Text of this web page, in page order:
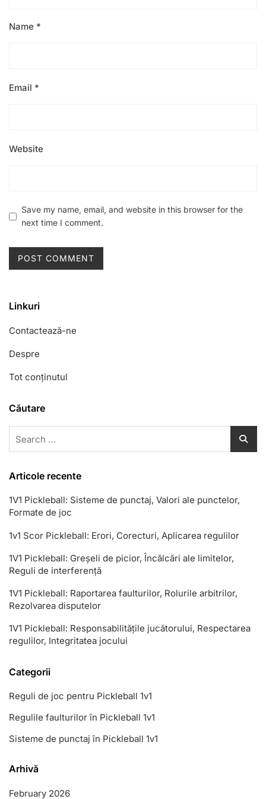
Name *
Email *
Website
Save my name, email, and website in this browser for the
next time I comment.
Linkuri
Contactează-ne
Despre
Tot conținutul
Căutare
for:
Articole recente
1V1 Pickleball: Sisteme de punctaj, Valori ale punctelor,
Formate de joc
1v1 Scor Pickleball: Erori, Corecturi, Aplicarea regulilor
1V1 Pickleball: Greșeli de picior, Încălcări ale limitelor,
Reguli de interferență
1V1 Pickleball: Raportarea faulturilor, Rolurile arbitrilor,
Rezolvarea disputelor
1V1 Pickleball: Responsabilitățile jucătorului, Respectarea
regulilor, Integritatea jocului
Categorii
Reguli de joc pentru Pickleball 1v1
Regulile faulturilor în Pickleball 1v1
Sisteme de punctaj în Pickleball 1v1
Arhivă
February 2026